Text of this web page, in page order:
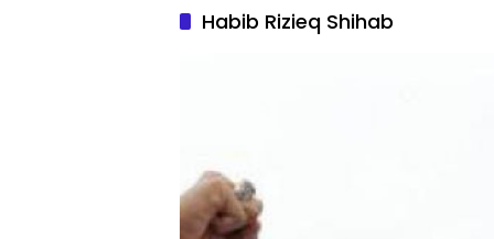
Habib Rizieq Shihab